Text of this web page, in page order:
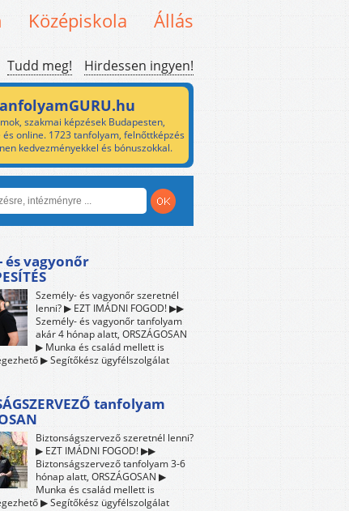
Középiskola Állás
Tudd meg! Hirdessen ingyen!
szakmai képzések Budapesten,
online. 1723 tanfolyam, felnőttképzés
kedvezményekkel és bónuszokkal.
és vagyonőr
Személy- és vagyonőr szeretnél
lenni? ▶ EZT IMÁDNI FOGOD! ▶▶
Személy- és vagyonőr tanfolyam
akár 4 hónap alatt, ORSZÁGOSAN
▶ Munka és család mellett is
▶ Segítőkész ügyfélszolgálat
tanfolyam
Biztonságszervező szeretnél lenni?
▶ EZT IMÁDNI FOGOD! ▶▶
Biztonságszervező tanfolyam 3-6
hónap alatt, ORSZÁGOSAN ▶
Munka és család mellett is
▶ Segítőkész ügyfélszolgálat